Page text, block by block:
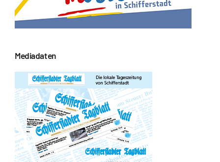
Mediadaten